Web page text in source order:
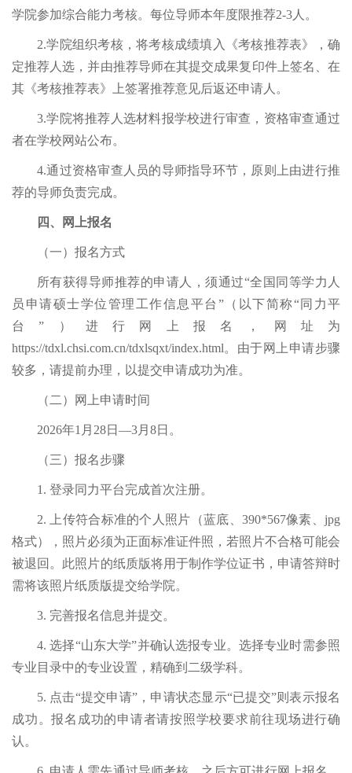
学院参加综合能力考核。每位导师本年度限推荐2-3人。
2.学院组织考核，将考核成绩填入《考核推荐表》，确
定推荐人选，并由推荐导师在其提交成果复印件上签名、在
其《考核推荐表》上签署推荐意见后返还申请人。
3.学院将推荐人选材料报学校进行审查，资格审查通过
者在学校网站公布。
4.通过资格审查人员的导师指导环节，原则上由进行推
荐的导师负责完成。
四、网上报名
（一）报名方式
所有获得导师推荐的申请人，须通过“全国同等学力人
员申请硕士学位管理工作信息平台”（以下简称“同力平
台”）进行网上报名，网址为
https://tdxl.chsi.com.cn/tdxlsqxt/index.html。 由于网上申请步骤
较多，请提前办理，以提交申请成功为准。
（二）网上申请时间
2026年1月28日—3月8日。
（三）报名步骤
1. 登录同力平台完成首次注册。
2. 上传符合标准的个人照片（蓝底、390*567像素、jpg
格式），照片必须为正面标准证件照，若照片不合格可能会
被退回。此照片的纸质版将用于制作学位证书，申请答辩时
需将该照片纸质版提交给学院。
3. 完善报名信息并提交。
4. 选择“山东大学”并确认选报专业。选择专业时需参照
专业目录中的专业设置，精确到二级学科。
5. 点击“提交申请”，申请状态显示“已提交”则表示报名
成功。报名成功的申请者请按照学校要求前往现场进行确
认。